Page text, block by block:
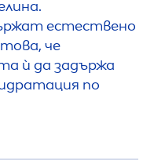
естествено
че
ѝ да задържа
по